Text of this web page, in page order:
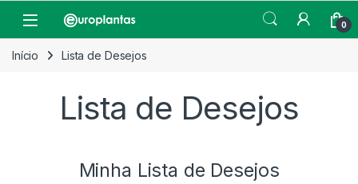
Open 0
Início Lista de Desejos
Lista de Desejos
Minha Lista de Desejos